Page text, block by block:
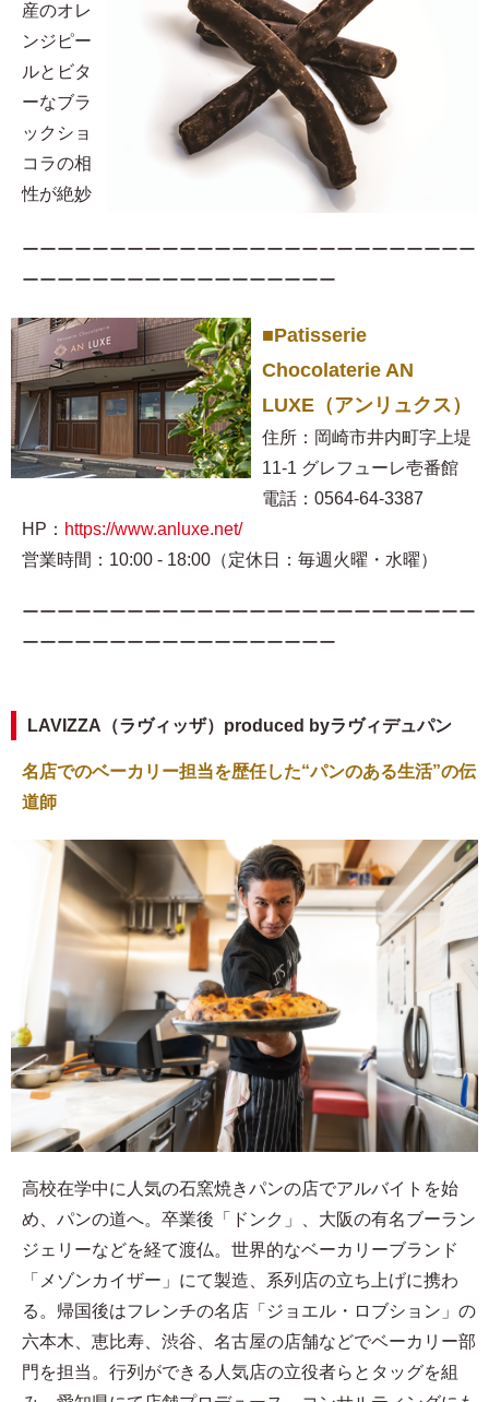
産のオレ
ンジピー
ルとビタ
ーなブラ
ックショ
コラの相
性が絶妙
ーーーーーーーーーーーーーーーーーーーーーーーーーー
ーーーーーーーーーーーーーーーーーー
■Patisserie
Chocolaterie AN
LUXE（アンリュクス）
住所：岡崎市井内町字上堤
11-1 グレフューレ壱番館
電話：0564-64-3387
HP： https://www.anluxe.net/
営業時間：10:00 - 18:00（定休日：毎週火曜・水曜）
ーーーーーーーーーーーーーーーーーーーーーーーーーー
ーーーーーーーーーーーーーーーーーー
LAVIZZA（ラヴィッザ）produced byラヴィデュパン
名店でのベーカリー担当を歴任した“パンのある生活”の伝
道師
高校在学中に人気の石窯焼きパンの店でアルバイトを始
め、パンの道へ。卒業後「ドンク」、大阪の有名ブーラン
ジェリーなどを経て渡仏。世界的なベーカリーブランド
「メゾンカイザー」にて製造、系列店の立ち上げに携わ
る。帰国後はフレンチの名店「ジョエル・ロブション」の
六本木、恵比寿、渋谷、名古屋の店舗などでベーカリー部
門を担当。行列ができる人気店の立役者らとタッグを組